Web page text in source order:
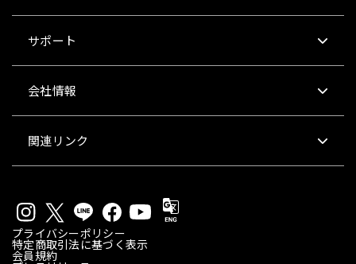
サポート
会社情報
関連リンク
プライバシーポリシー
特定商取引法に基づく表示
会員規約